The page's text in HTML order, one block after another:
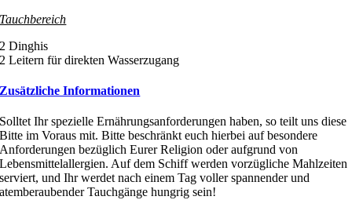
Tauchbereich
2 Dinghis
2 Leitern für direkten Wasserzugang
Zusätzliche Informationen
Solltet Ihr spezielle Ernährungsanforderungen haben, so teilt uns diese
Bitte im Voraus mit. Bitte beschränkt euch hierbei auf besondere
Anforderungen bezüglich Eurer Religion oder aufgrund von
Lebensmittelallergien. Auf dem Schiff werden vorzügliche Mahlzeiten
serviert, und Ihr werdet nach einem Tag voller spannender und
atemberaubender Tauchgänge hungrig sein!